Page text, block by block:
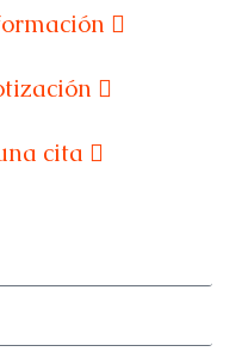
cita